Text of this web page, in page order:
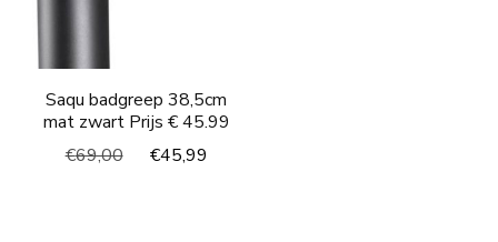
Saqu badgreep 38,5cm
mat zwart Prijs € 45.99
€69,00
Oorspronkelijke
€45,99